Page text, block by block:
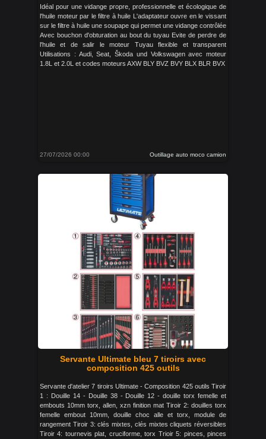
Idéal pour une vidange propre, professionnelle et écologique de
l'huile moteur par le filtre à huile L'adaptateur ouvre en le vissant
sur le filtre à huile une soupape qui permet une vidange contrôlée
Avec bouchon d'obturation au bout du tuyau Evite de perdre de
l'huile et de salir le moteur Tuyau flexible et transparent
Utilisations : Audi, Seat, Škoda und Volkswagen avec moteur
1.8L et 2.0L et codes moteurs AXW BLY BVZ BVY BLX BLR BVX
27/07/2026 00:00 Outillage auto moco camion
Servante Ultimate bleu 7 tiroirs avec
composition 425 outils
Servante d'atelier 7 tiroirs Ultimate - Composition 425 outils Tiroir
1 : Douille 14 - Douille 38 - Douille 12 - douille torx femelle et
embouts 10mm torx, allen, xzn finition mat Tiroir 2: douilles torx
femelle embout 10mm, douille choc alle et torx, module de
rangement Tiroir 3: clés mixtes, clés mixtes cliquets réversibles
Tiroir 4: tournevis plat, cruciforme, torx Trioir 5: pinces, pinces